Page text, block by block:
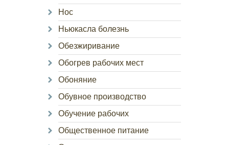
Нос
Ньюкасла болезнь
Обезжиривание
Обогрев рабочих мест
Обоняние
Обувное производство
Обучение рабочих
Общественное питание